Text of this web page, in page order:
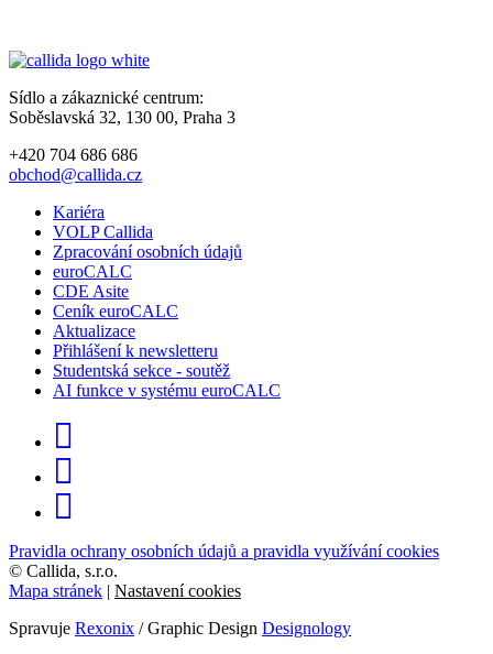
Sídlo a zákaznické centrum:
Soběslavská 32, 130 00, Praha 3
+420 704 686 686
obchod@callida.cz
Kariéra
VOLP Callida
Zpracování osobních údajů
euroCALC
CDE Asite
Ceník euroCALC
Aktualizace
Přihlášení k newsletteru
Studentská sekce - soutěž
AI funkce v systému euroCALC
Pravidla ochrany osobních údajů a pravidla využívání cookies
© Callida, s.r.o.
Mapa stránek | Nastavení cookies
Spravuje Rexonix / Graphic Design Designology